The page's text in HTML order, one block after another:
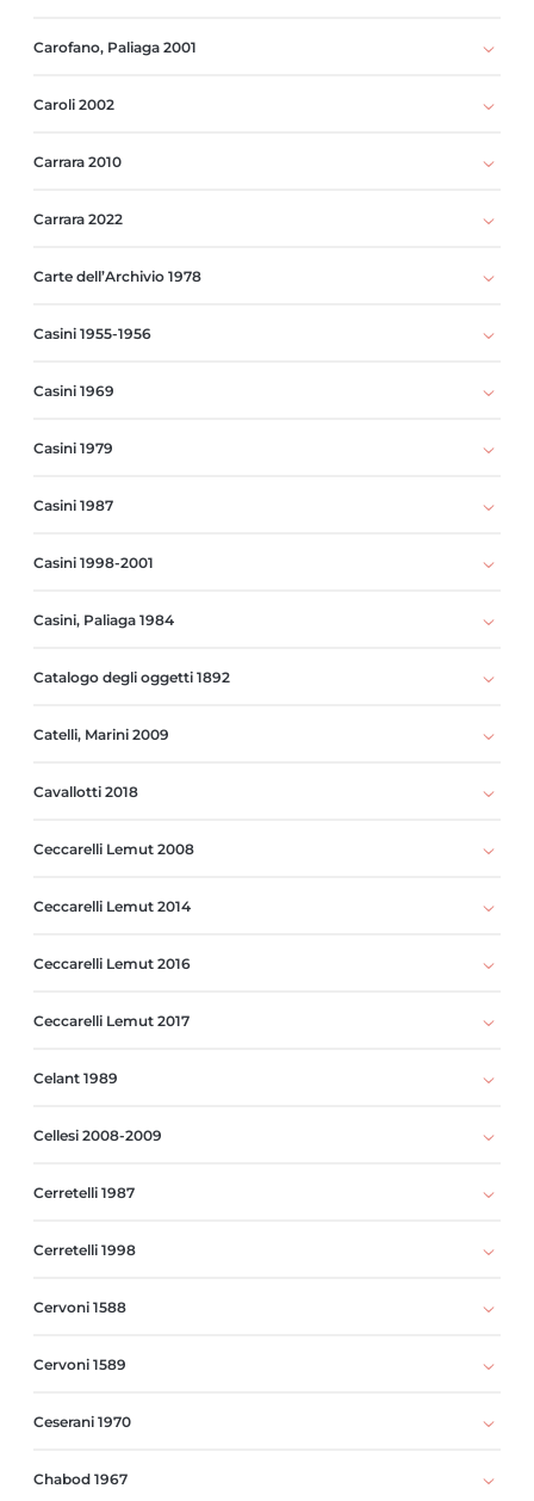
Carofano, Paliaga 2001
Caroli 2002
Carrara 2010
Carrara 2022
Carte dell’Archivio 1978
Casini 1955-1956
Casini 1969
Casini 1979
Casini 1987
Casini 1998-2001
Casini, Paliaga 1984
Catalogo degli oggetti 1892
Catelli, Marini 2009
Cavallotti 2018
Ceccarelli Lemut 2008
Ceccarelli Lemut 2014
Ceccarelli Lemut 2016
Ceccarelli Lemut 2017
Celant 1989
Cellesi 2008-2009
Cerretelli 1987
Cerretelli 1998
Cervoni 1588
Cervoni 1589
Ceserani 1970
Chabod 1967